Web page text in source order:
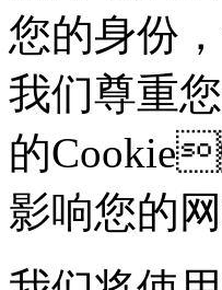
您的身份
我们尊重您
的
影响您的